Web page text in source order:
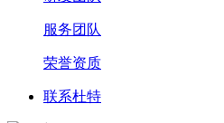
服务团队
荣誉资质
联系杜特